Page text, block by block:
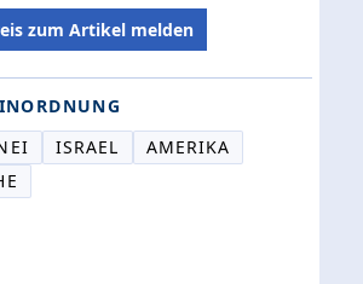
zum Artikel melden
ISRAEL
AMERIKA